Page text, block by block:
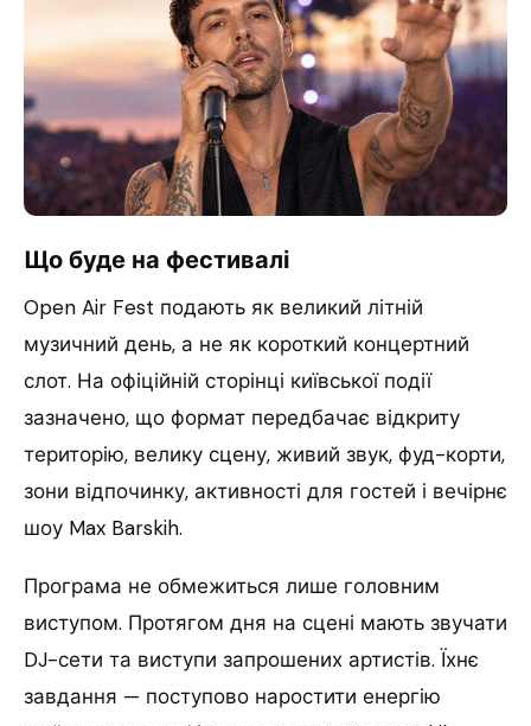
Що буде на фестивалі
Open Air Fest подають як великий літній
музичний день, а не як короткий концертний
слот. На офіційній сторінці київської події
зазначено, що формат передбачає відкриту
територію, велику сцену, живий звук, фуд-корти,
зони відпочинку, активності для гостей і вечірнє
шоу Max Barskih.
Програма не обмежиться лише головним
виступом. Протягом дня на сцені мають звучати
DJ-сети та виступи запрошених артистів. Їхнє
завдання — поступово наростити енергію